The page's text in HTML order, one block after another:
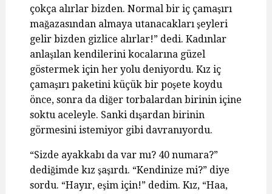
çokça alırlar bizden. Normal bir iç çamaşırı
mağazasından almaya utanacakları şeyleri
gelir bizden gizlice alırlar!” dedi. Kadınlar
anlaşılan kendilerini kocalarına güzel
göstermek için her yolu deniyordu. Kız iç
çamaşırı paketini küçük bir poşete koydu
önce, sonra da diğer torbalardan birinin içine
soktu aceleyle. Sanki dışardan birinin
görmesini istemiyor gibi davranıyordu.
“Sizde ayakkabı da var mı? 40 numara?”
dediğimde kız şaşırdı. “Kendinize mi?” diye
sordu. “Hayır, eşim için!” dedim. Kız, “Haa,